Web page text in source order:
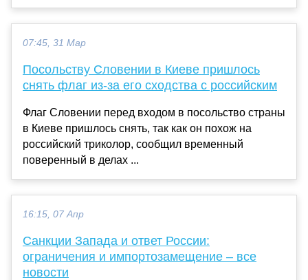
07:45, 31 Мар
Посольству Словении в Киеве пришлось
снять флаг из-за его сходства с российским
Флаг Словении перед входом в посольство страны
в Киеве пришлось снять, так как он похож на
российский триколор, сообщил временный
поверенный в делах ...
16:15, 07 Апр
Санкции Запада и ответ России:
ограничения и импортозамещение – все
новости